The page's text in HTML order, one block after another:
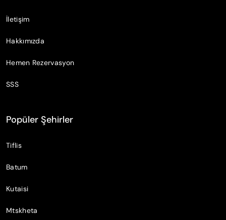
İletişim
Hakkımızda
Hemen Rezervasyon
SSS
Popüler Şehirler
Tiflis
Batum
Kutaisi
Mtskheta